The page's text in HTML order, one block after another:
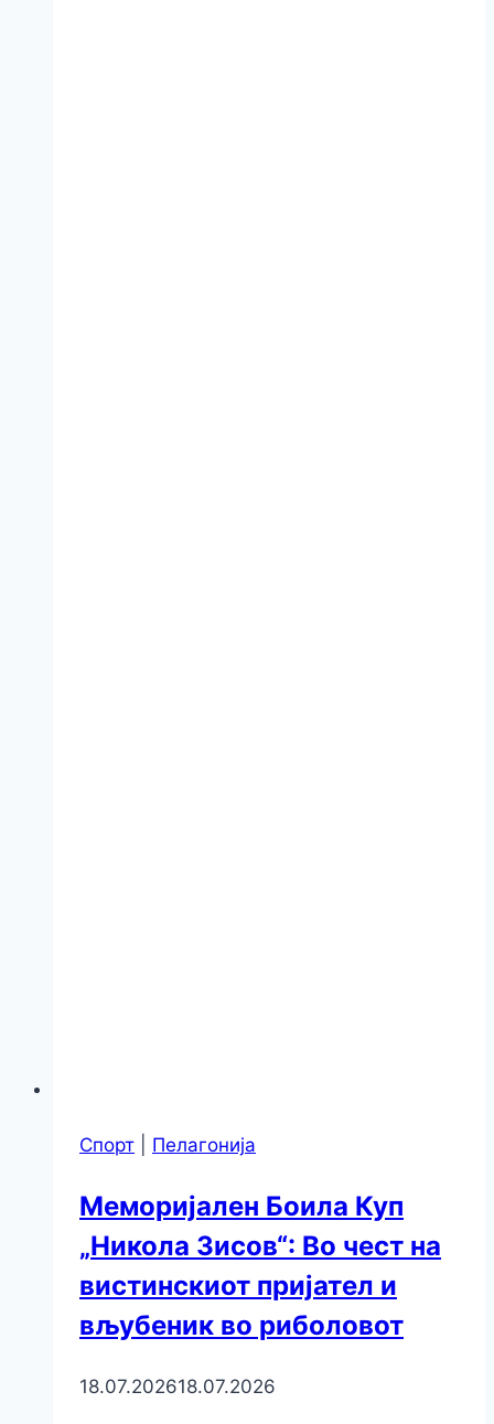
Спорт Пелагонија
Меморијален Боила Куп
„Никола Зисов“: Во чест на
вистинскиот пријател и
вљубеник во риболовот
18.07.202618.07.2026